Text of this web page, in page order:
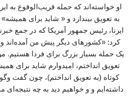
او خواسته‌اند که حمله قریب‌الوقوع به
به تعویق بیندازد و « شاید برای
ایرنا، رئیس جمهور آمریکا که در جمع
کرد: «کشورهای دیگر پیش من آمده‌اند و
یک حمله بسیار بزرگ برای فردا هستیم.
تعویق انداختم، امیدوارم شاید برای
کوتاه (به تعویق انداختم)، چون گفت‌
داشته‌ایم و و خواهیم دید به چه